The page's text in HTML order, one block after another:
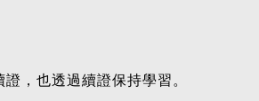
，也透過續證保持學習。